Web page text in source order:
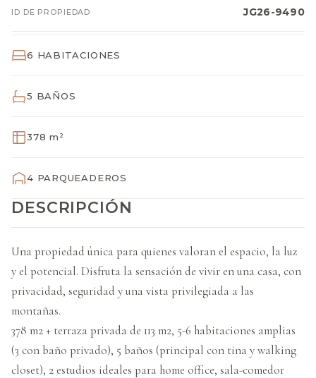
DESCRIPCIÓN
Una propiedad única para quienes valoran el espacio, la luz
y el potencial. Disfruta la sensación de vivir en una casa, con
privacidad, seguridad y una vista privilegiada a las
montañas.
378 m2 + terraza privada de 113 m2, 5-6 habitaciones amplias
(3 con baño privado), 5 baños (principal con tina y walking
closet), 2 estudios ideales para home office, sala-comedor
ID DE PROPIEDAD JG26-9490
6 HABITACIONES
5 BAÑOS
378 m²
4 PARQUEADEROS